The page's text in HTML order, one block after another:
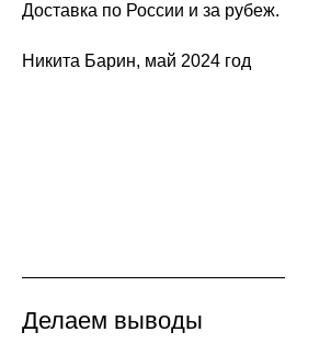
Доставка по России и за рубеж.
Никита Барин, май 2024 год
Делаем выводы